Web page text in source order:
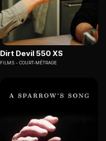
Dirt Devil 550 XS
FILMS COURT-MÉTRAGE